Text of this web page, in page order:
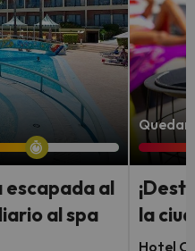
escapada al
al spa
la
Hotel